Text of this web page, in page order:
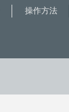
操作方法